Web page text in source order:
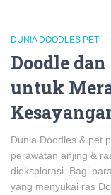
DUNIA DOODLES PET
Doodle
untuk
Dunia Doodles & pet
perawatan anjing &
dieksplorasi. Bagi
yang menyukai ras